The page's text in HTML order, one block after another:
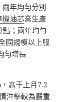
年均勻分別
機油芯業生產
點；兩年均勻
國規模以上服
勻增長
高于上月7.2
沖擊較為嚴重